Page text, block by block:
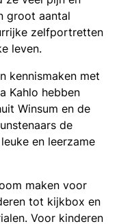
groot aantal
zelfportretten
leven.
kennismaken met
Kahlo hebben
Winsum en de
de
en leerzame
maken voor
tot kijkbox en
Voor kinderen